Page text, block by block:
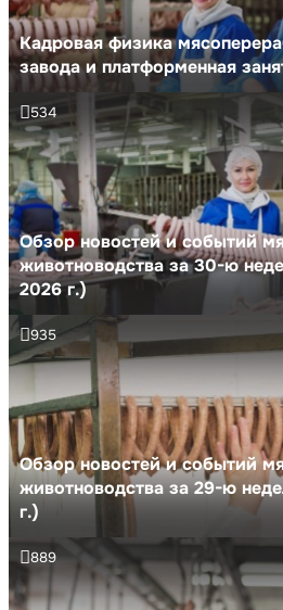
Кадровая физика
завода и платформенная
Обзор новостей и событий
животноводства за 30-ю
2026 г.)
534
Обзор новостей и событий
животноводства за 29-ю
г.)
935
889